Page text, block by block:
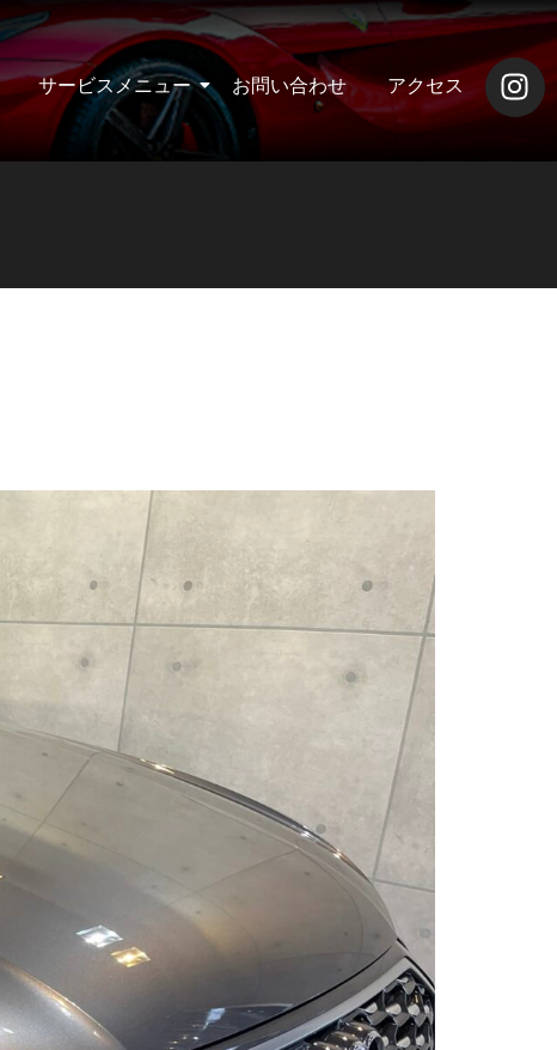
サービスメニュー お問い合わせ アクセス